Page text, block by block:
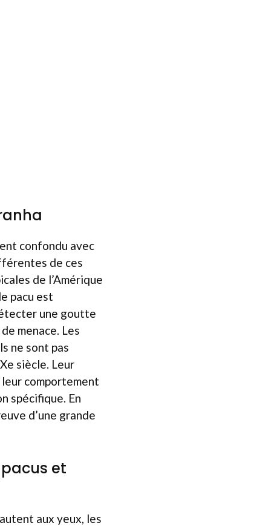
confondu avec
de ces
de l’Amérique
pacu est
une goutte
menace. Les
ne sont pas
siècle. Leur
comportement
spécifique. En
d’une grande
et
aux yeux, les